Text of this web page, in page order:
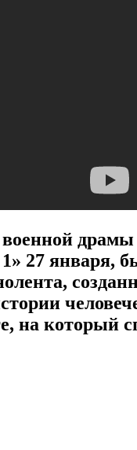
военной
27 января,
который